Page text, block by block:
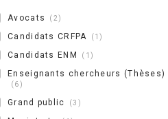
Avocats 2
Candidats CRFPA 1
Candidats ENM 1
Enseignants chercheurs (Thèses)
6
Grand public 3